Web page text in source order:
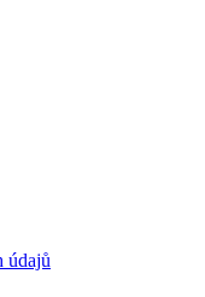
údajů